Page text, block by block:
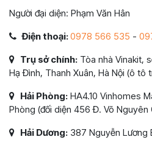
Người đại diện: Phạm Văn Hân
Điện thoại:0978 566 535 -
Trụ sở chính: Tòa nhà Vinakit,
Hạ Đình, Thanh Xuân, Hà Nội (ô tô
Hải Phòng: HA4.10 Vinhomes
Phòng (đối diện 456 Đ. Võ Nguyên
Hải Dương: 387 Nguyễn Lương